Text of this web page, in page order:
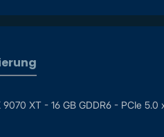
XT - 16 GB GDDR6 - PCIe 5.0